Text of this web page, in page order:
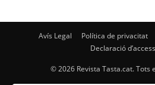
Avís Legal Política de privacitat
Declaració
© 2026 Revista Tasta.cat. Tots